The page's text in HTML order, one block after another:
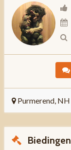
Purmerend, NH
Biedingen